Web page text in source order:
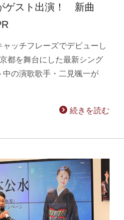
ゲスト出演！ 新曲
ャッチフレーズでデビューし
都を舞台にした最新シング
中の演歌歌手・二見颯一が
続きを読む